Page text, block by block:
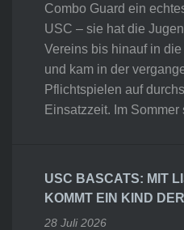
Combo Guard ein
USC – sie hat die
Vereins bis hinauf in
und kam in der
Pflichtspielen auf
Einsatzzeit. Im
USC BASCATS: MIT
KOMMT EIN KIND
28 Juli 2026